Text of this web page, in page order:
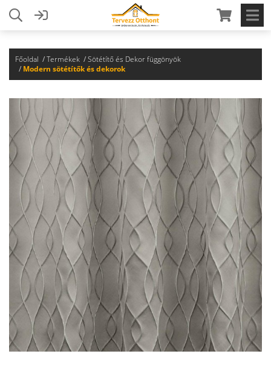
Főoldal Termékek
Sötétítő és Dekor függönyök
Modern sötétítők és dekorok